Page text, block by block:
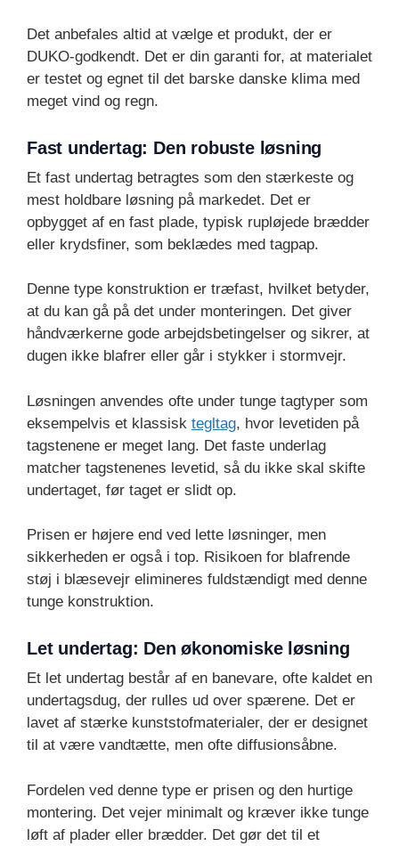
Det anbefales altid at vælge et produkt, der er
DUKO-godkendt. Det er din garanti for, at materialet
er testet og egnet til det barske danske klima med
meget vind og regn.
Fast undertag: Den robuste løsning
Et fast undertag betragtes som den stærkeste og
mest holdbare løsning på markedet. Det er
opbygget af en fast plade, typisk rupløjede brædder
eller krydsfiner, som beklædes med tagpap.
Denne type konstruktion er træfast, hvilket betyder,
at du kan gå på det under monteringen. Det giver
håndværkerne gode arbejdsbetingelser og sikrer, at
dugen ikke blafrer eller går i stykker i stormvejr.
Løsningen anvendes ofte under tunge tagtyper som
eksempelvis et klassisk tegltag, hvor levetiden på
tagstenene er meget lang. Det faste underlag
matcher tagstenenes levetid, så du ikke skal skifte
undertaget, før taget er slidt op.
Prisen er højere end ved lette løsninger, men
sikkerheden er også i top. Risikoen for blafrende
støj i blæsevejr elimineres fuldstændigt med denne
tunge konstruktion.
Let undertag: Den økonomiske løsning
Et let undertag består af en banevare, ofte kaldet en
undertagsdug, der rulles ud over spærene. Det er
lavet af stærke kunststofmaterialer, der er designet
til at være vandtætte, men ofte diffusionsåbne.
Fordelen ved denne type er prisen og den hurtige
montering. Det vejer minimalt og kræver ikke tunge
løft af plader eller brædder. Det gør det til et